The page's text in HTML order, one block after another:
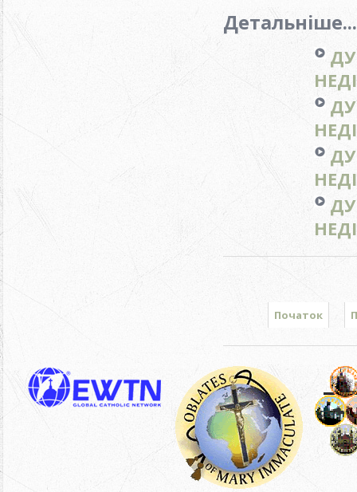
Детальніше...
Початок